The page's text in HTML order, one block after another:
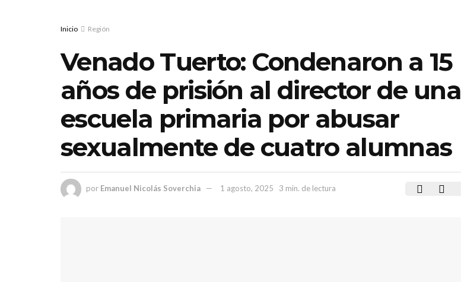
Inicio Región
Venado Tuerto: Condenaron a 15
años de prisión al director de una
escuela primaria por abusar
sexualmente de cuatro alumnas
por Emanuel Nicolás Soverchia 1 agosto, 2025 3 min. de lectura